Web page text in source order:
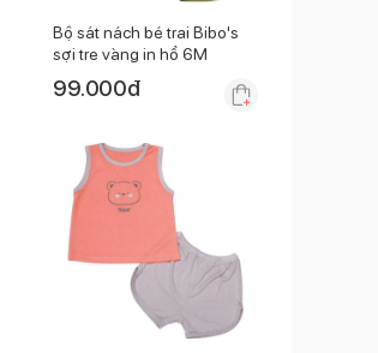
Bộ sát nách bé trai Bibo's
sợi tre vàng in hổ 6M
99.000đ